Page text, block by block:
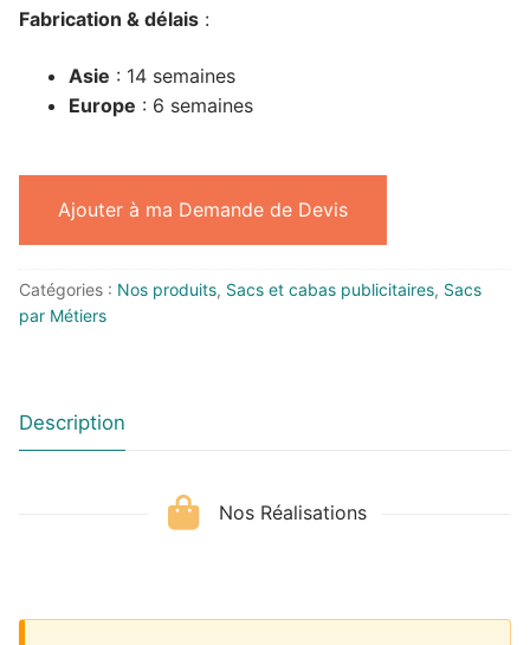
Fabrication & délais :
Asie : 14 semaines
Europe : 6 semaines
Ajouter à ma Demande de Devis
Catégories : Nos produits, Sacs et cabas publicitaires, Sacs
par Métiers
Description
Nos Réalisations